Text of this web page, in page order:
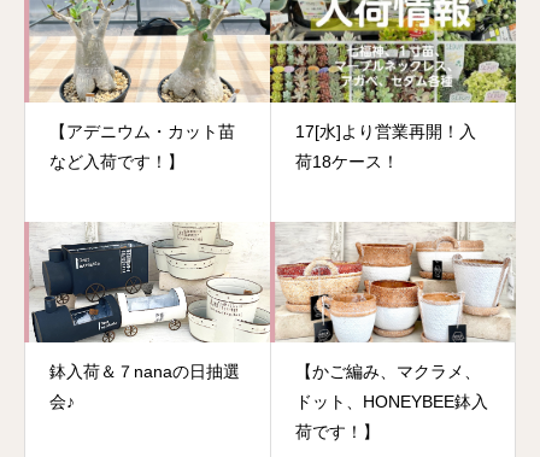
【アデニウム・カット苗
など入荷です！】
17[水]より営業再開！入
荷18ケース！
鉢入荷＆７nanaの日抽選
会♪
【かご編み、マクラメ、
ドット、HONEYBEE鉢入
荷です！】